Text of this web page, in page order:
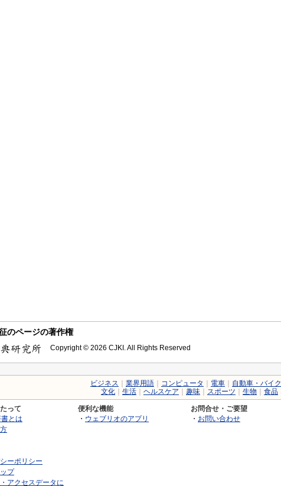
のページの著作権
Copyright © 2026 CJKI. All Rights Reserved
ビジネス 業界用語 コンピュータ 電車 自動車・バイク
文化
生活 ヘルスケア 趣味 スポーツ 生物 食品
って
とは
ーポリシー
プ
アクセスデータに
便利な機能
・ ウェブリオのアプリ
お問合せ・ご要望
・ お問い合わせ